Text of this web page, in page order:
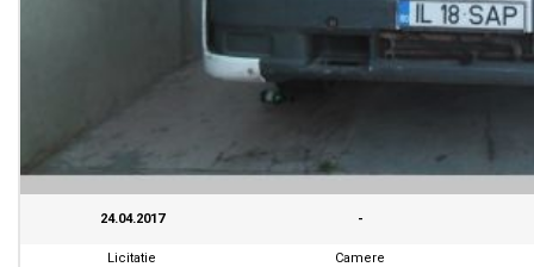
24.04.2017
Licitatie
-
Camere